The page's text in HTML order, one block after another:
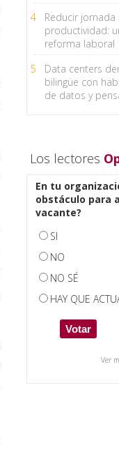
4
Reducir
productividad:
reforma laboral
5
Data centers
bilingüe con
de datos y
Los lectores
En tu
obstáculo para
vacante?
SI
NO
NO SÉ
HAY QUE
Ver